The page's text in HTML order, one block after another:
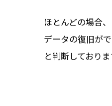
ほとんどの場合
データの復旧が
と判断しておりま